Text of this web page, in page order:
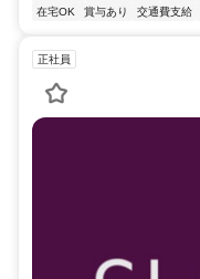
在宅OK
賞与あり 交通費支給
正社員